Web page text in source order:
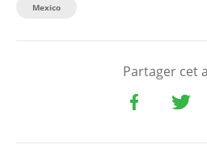
Mexico
Partager cet